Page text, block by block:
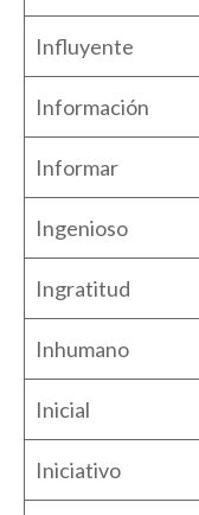
Influyente
Información
Informar
Ingenioso
Ingratitud
Inhumano
Inicial
Iniciativo